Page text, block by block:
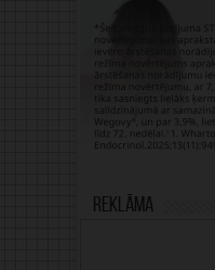
Reklāma